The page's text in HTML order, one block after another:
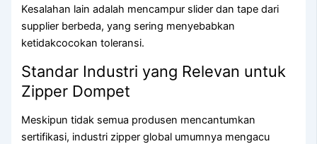
Kesalahan lain adalah mencampur slider dan tape dari
supplier berbeda, yang sering menyebabkan
ketidakcocokan toleransi.
Standar Industri yang Relevan untuk
Zipper Dompet
Meskipun tidak semua produsen mencantumkan
sertifikasi, industri zipper global umumnya mengacu